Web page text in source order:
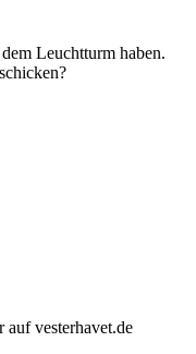
Leuchtturm haben.
vesterhavet.de